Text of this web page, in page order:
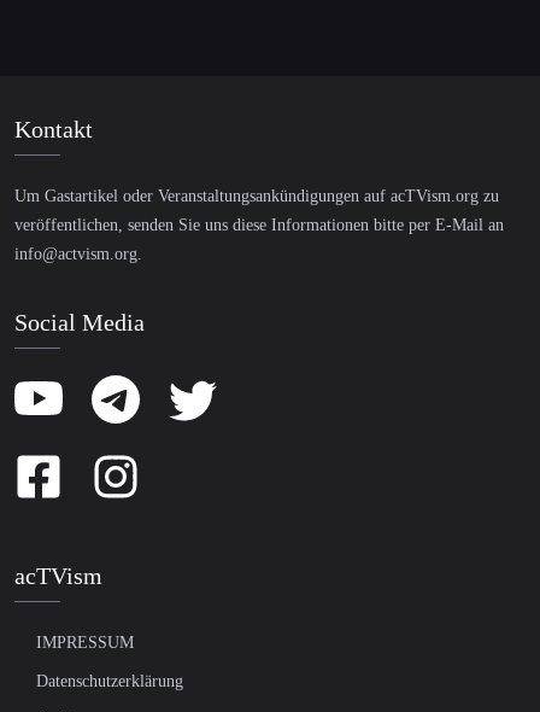
Kontakt
Um Gastartikel oder Veranstaltungsankündigungen auf acTVism.org zu
veröffentlichen, senden Sie uns diese Informationen bitte per E-Mail an
info@actvism.org.
Social Media
acTVism
IMPRESSUM
Datenschutzerklärung